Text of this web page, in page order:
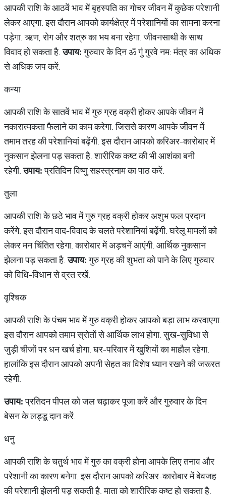
आपकी राशि के आठवें भाव में बृहस्पति का गोचर जीवन में कुछेक परेशानी
लेकर आएगा. इस दौरान आपको कार्यक्षेत्र में परेशानियों का सामना करना
पड़ेगा. ऋण, रोग और शत्रु का भय बना रहेगा. जीवनसाथी के साथ
विवाद हो सकता है.उपाय:गुरुवार के दिन ॐ गुं गुरवे नम: मंत्र का अधिक
से अधिक जप करें.
कन्या
आपकी राशि के सातवें भाव में गुरु ग्रह वक्री होकर आपके जीवन में
नकारात्मकता फैलाने का काम करेगा. जिससे कारण आपके जीवन में
तमाम तरह की परेशानियां बढ़ेंगी. इस दौरान आपको करिअर-कारोबार में
नुकसान झेलना पड़ सकता है. शारीरिक कष्ट की भी आशंका बनी
रहेगी.उपाय:प्रतिदिन विष्णु सहस्त्रनाम का पाठ करें.
तुला
आपकी राशि के छठे भाव में गुरु ग्रह वक्री होकर अशुभ फल प्रदान
करेंगे. इस दौरान वाद-विवाद के चलते परेशानियां बढ़ेंगी. घरेलू मामलों को
लेकर मन चिंतित रहेगा. कारोबार में अड़चनें आएंगी. आर्थिक नुकसान
झेलना पड़ सकता है.उपाय:गुरु ग्रह की शुभता को पाने के लिए गुरुवार
को विधि-विधान से व्रत रखें.
वृश्चिक
आपकी राशि के पंचम भाव में गुरु वक्री होकर आपको बड़ा लाभ करवाएगा.
इस दौरान आपको तमाम स्रोतों से आर्थिक लाभ होगा. सुख-सुविधा से
जुड़ी चीजों पर धन खर्च होगा. घर-परिवार में खुशियों का माहौल रहेगा.
हालांकि इस दौरान आपको अपनी सेहत का विशेष ध्यान रखने की जरूरत
रहेगी.
उपाय:प्रतिदन पीपल को जल चढ़ाकर पूजा करें और गुरुवार के दिन
बेसन के लड्डू दान करें.
धनु
आपकी राशि के चतुर्थ भाव में गुरु का वक्री होना आपके लिए तनाव और
परेशानी का कारण बनेगा. इस दौरान आपको करिअर-कारोबार में बेवजह
की परेशानी झेलनी पड़ सकती है. माता को शारीरिक कष्ट हो सकता है.